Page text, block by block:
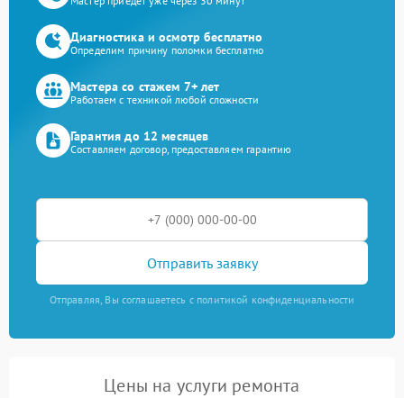
Диагностика и осмотр бесплатно
Определим причину поломки бесплатно
Мастера со стажем 7+ лет
Работаем с техникой любой сложности
Гарантия до 12 месяцев
Составляем договор, предоставляем гарантию
Отправить заявку
Отправляя, Вы соглашаетесь с политикой конфиденциальности
Цены на услуги ремонта